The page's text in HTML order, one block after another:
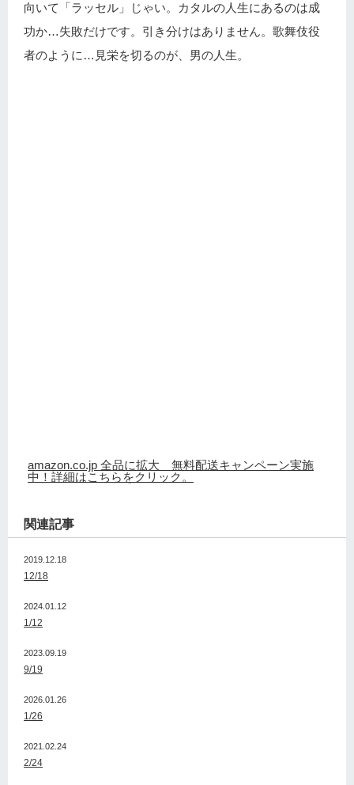
向いて「ラッセル」じゃい。カタルの人生にあるのは成
功か…失敗だけです。引き分けはありません。歌舞伎役
者のように…見栄を切るのが、男の人生。
amazon.co.jp 全品に拡大 無料配送キャンペーン実施
中！詳細はこちらをクリック。
関連記事
2019.12.18
12/18
2024.01.12
1/12
2023.09.19
9/19
2026.01.26
1/26
2021.02.24
2/24